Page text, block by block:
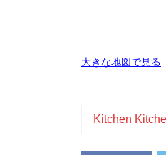
大きな地図で見る
Kitchen Kitche